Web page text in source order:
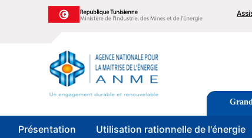
Image
menu
Présentation Utilisation rationnelle de l'énergie